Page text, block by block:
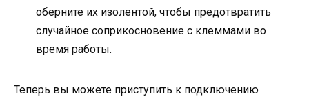
оберните их изолентой, чтобы предотвратить
случайное соприкосновение с клеммами во
время работы.
Теперь вы можете приступить к подключению